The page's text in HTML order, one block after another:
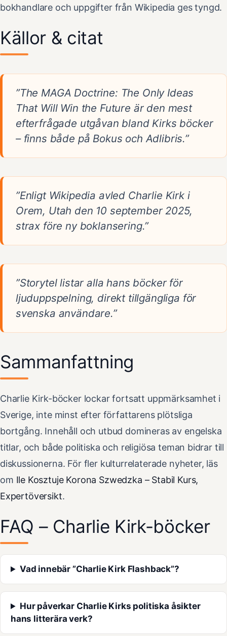
bokhandlare och uppgifter från Wikipedia ges tyngd.
Källor & citat
”The MAGA Doctrine: The Only Ideas
That Will Win the Future är den mest
efterfrågade utgåvan bland Kirks böcker
– finns både på Bokus och Adlibris.”
”Enligt Wikipedia avled Charlie Kirk i
Orem, Utah den 10 september 2025,
strax före ny boklansering.”
”Storytel listar alla hans böcker för
ljuduppspelning, direkt tillgängliga för
svenska användare.”
Sammanfattning
Charlie Kirk-böcker lockar fortsatt uppmärksamhet i
Sverige, inte minst efter författarens plötsliga
bortgång. Innehåll och utbud domineras av engelska
titlar, och både politiska och religiösa teman bidrar till
diskussionerna. För fler kulturrelaterade nyheter, läs
om Ile Kosztuje Korona Szwedzka – Stabil Kurs,
Expertöversikt.
FAQ – Charlie Kirk-böcker
Vad innebär ”Charlie Kirk Flashback”?
Hur påverkar Charlie Kirks politiska åsikter
hans litterära verk?